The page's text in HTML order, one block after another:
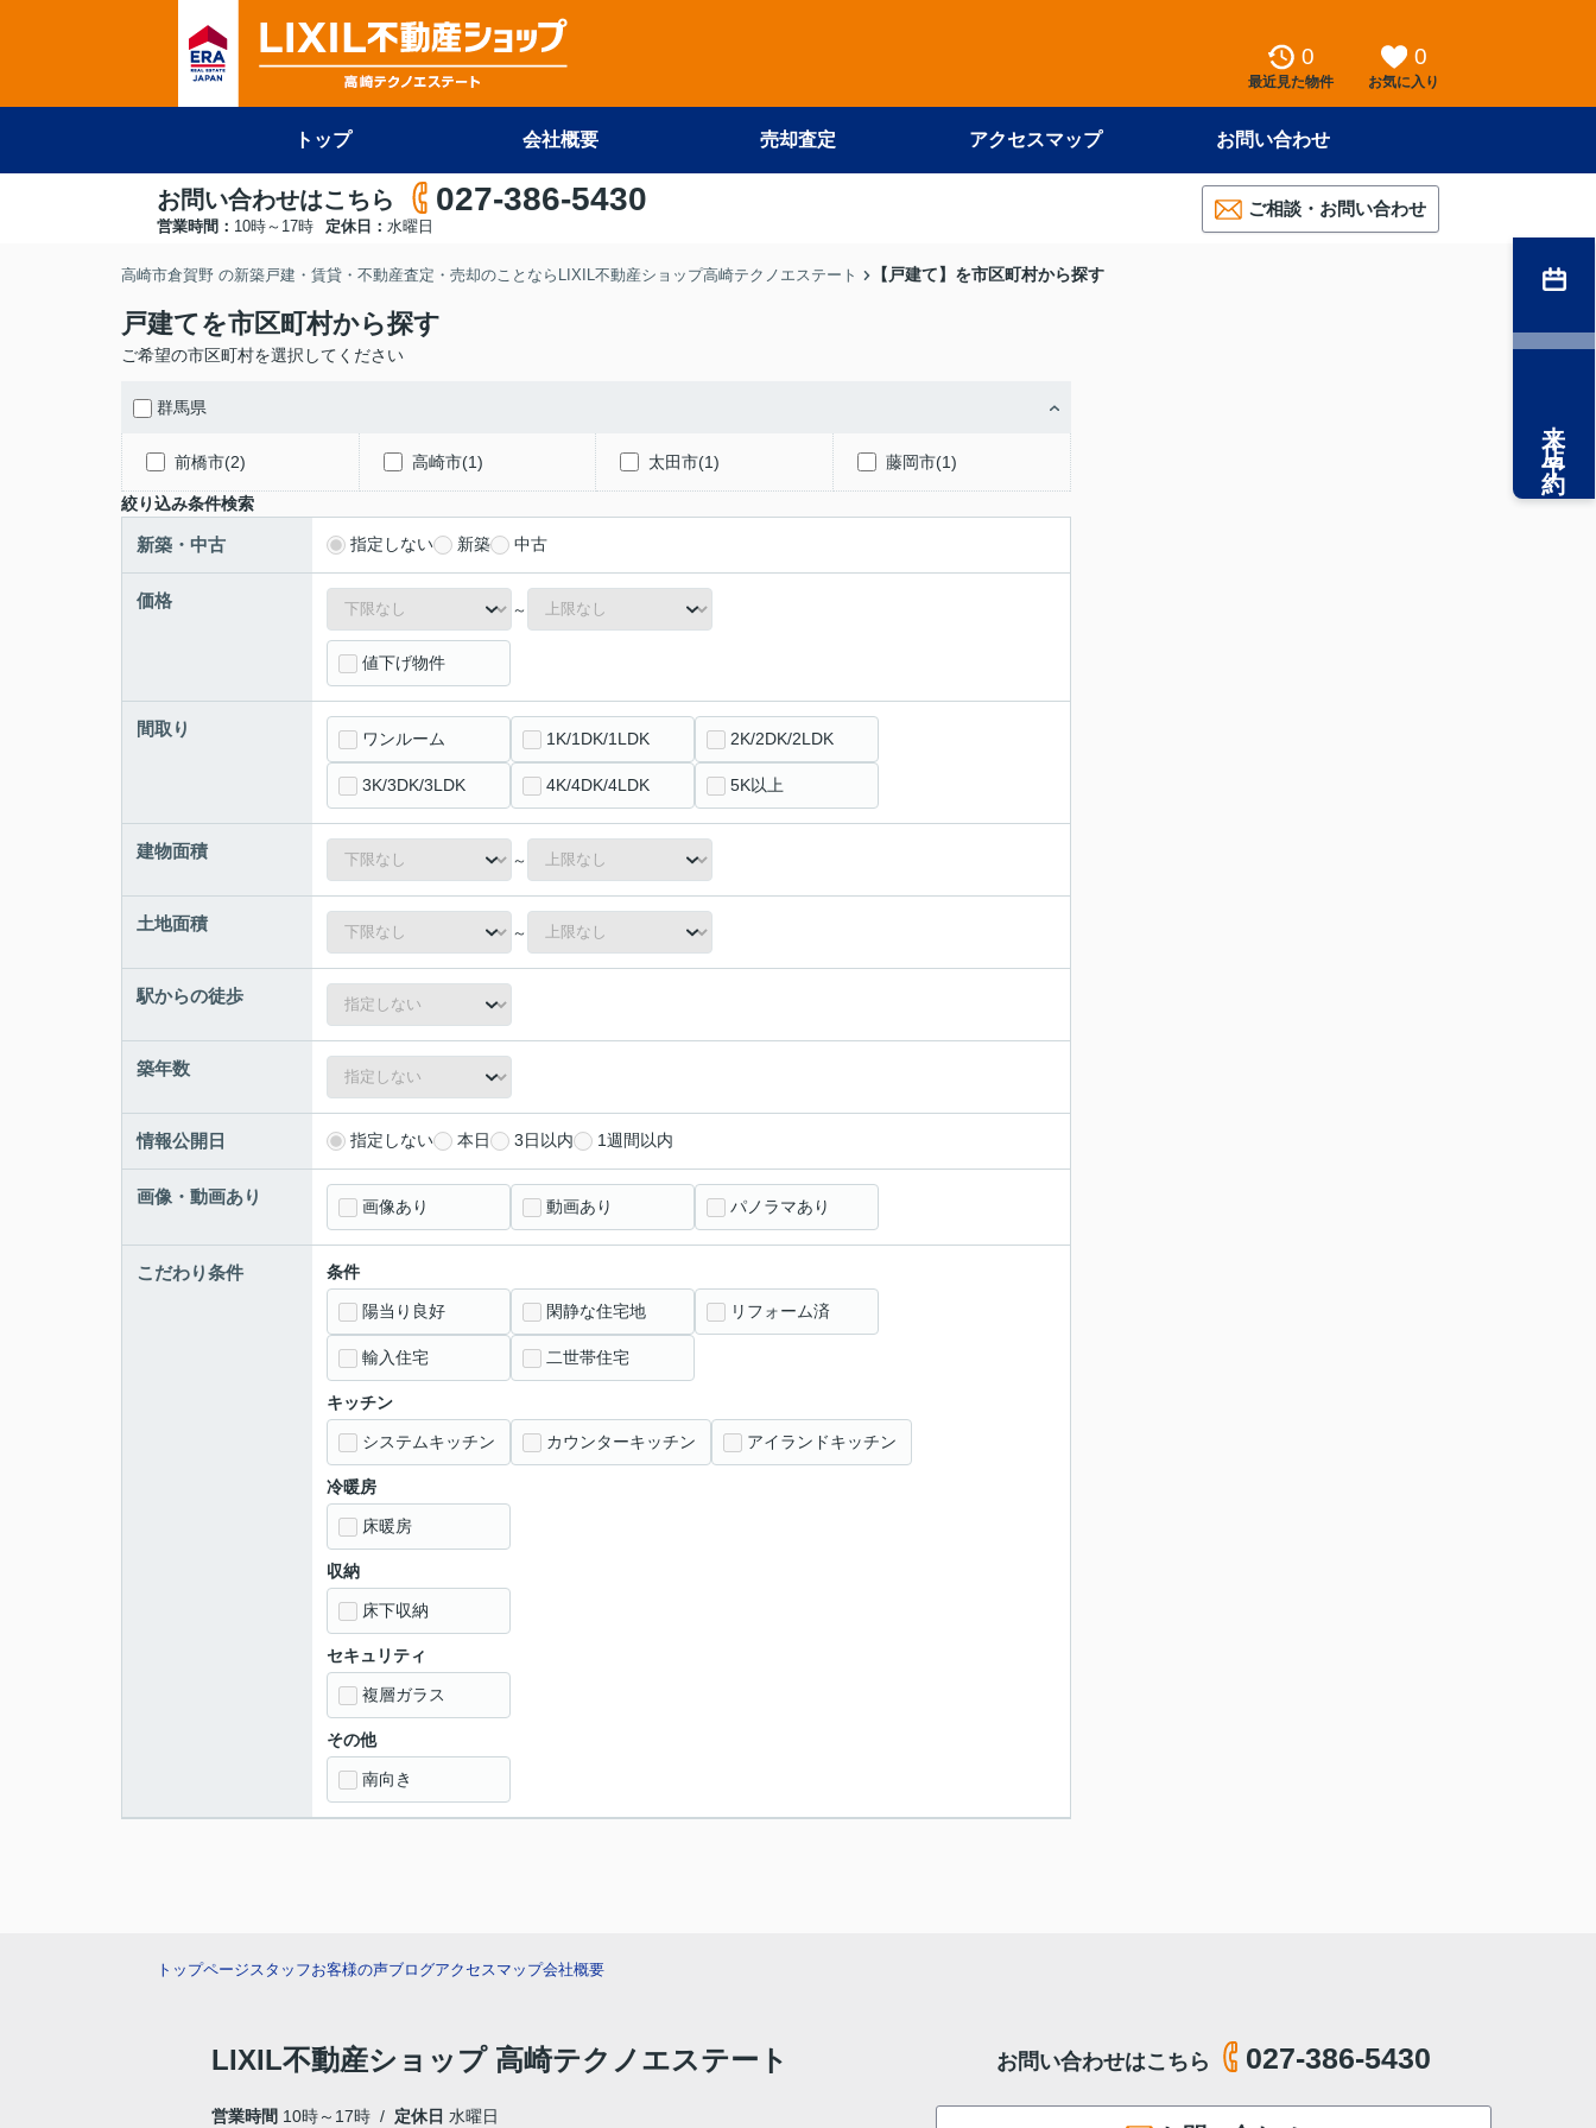
0
最近見た物件
0
お気に入り
トップ 会社概要 売却査定 アクセスマップ お問い合わせ
お問い合わせはこちら 027-386-5430
営業時間： 10時～17時 定休日： 水曜日
ご相談・お問い合わせ
高崎市倉賀野 の新築戸建・賃貸・不動産査定・売却のことならLIXIL不動産ショップ高崎テクノエステート 【戸建て】を市区町村から探す
戸建てを市区町村から探す
ご希望の市区町村を選択してください
群馬県
前橋市(2) 高崎市(1) 太田市(1) 藤岡市(1)
絞り込み条件検索
新築・中古 指定しない 新築 中古
価格 ～
値下げ物件
間取り ワンルーム 1K/1DK/1LDK 2K/2DK/2LDK
3K/3DK/3LDK 4K/4DK/4LDK 5K以上
建物面積 ～
土地面積 ～
駅からの徒歩
築年数
情報公開日 指定しない 本日 3日以内 1週間以内
画像・動画あり 画像あり 動画あり パノラマあり
こだわり条件 条件
陽当り良好 閑静な住宅地 リフォーム済
輸入住宅 二世帯住宅
キッチン
システムキッチン カウンターキッチン アイランドキッチン
冷暖房
床暖房
収納
床下収納
セキュリティ
複層ガラス
その他
南向き
来店予約
トップページスタッフお客様の声ブログアクセスマップ会社概要
LIXIL不動産ショップ 高崎テクノエステート
営業時間 10時～17時 / 定休日 水曜日
お問い合わせはこちら 027-386-5430